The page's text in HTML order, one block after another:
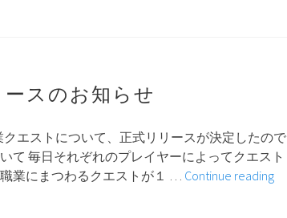
スのお知らせ
エストについて、正式リリースが決定したので
て 毎日それぞれのプレイヤーによってクエスト
業にまつわるクエストが１ … Continue reading職